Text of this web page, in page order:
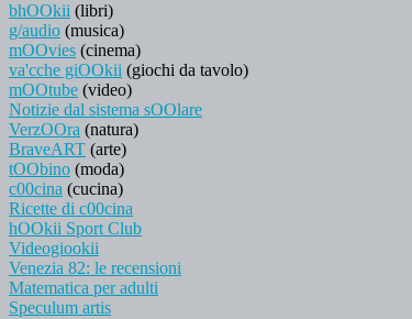
bhOOkii (libri)
g/audio (musica)
mOOvies (cinema)
va'cche giOOkii (giochi da tavolo)
mOOtube (video)
Notizie dal sistema sOOlare
VerzOOra (natura)
BraveART (arte)
tOObino (moda)
c00cina (cucina)
Ricette di c00cina
hOOkii Sport Club
Videogiookii
Venezia 82: le recensioni
Matematica per adulti
Speculum artis